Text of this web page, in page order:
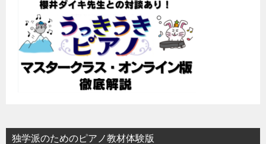
独学派のためのピアノ教材体験版